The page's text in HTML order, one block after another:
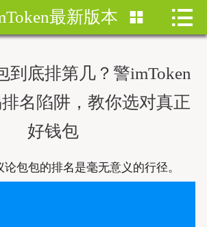
 首页
imToken安卓
最新版本  
到底排第几？警imToken
名陷阱，教你选对真正
好钱包
包包的排名是毫无意义的行径。